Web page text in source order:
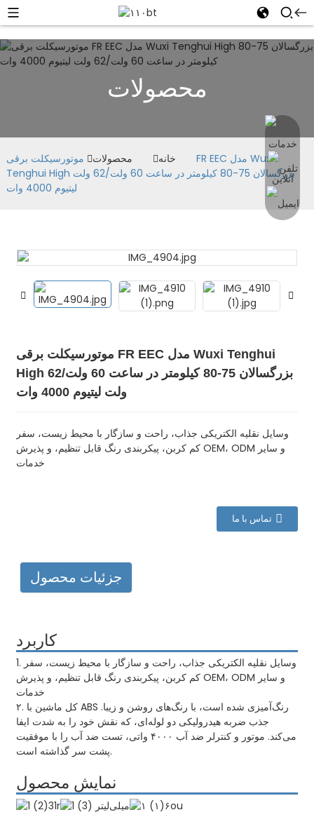
محصولات
خانه محصولات
موتورسیکلت برقی FR EEC مدل Wuxi
Tenghui High بزرگسالان 75-80 کیلومتر در ساعت 60 ولت/62 ولت
لیتیوم 4000 وات
موتورسیکلت برقی FR EEC مدل Wuxi Tenghui
High بزرگسالان 75-80 کیلومتر در ساعت 60 ولت/62
ولت لیتیوم 4000 وات
وسایل نقلیه الکتریکی جذاب، راحت و سازگار با محیط زیست، سفر
کم کربن، پیکربندی رنگ قابل تنظیم، و پذیرش OEM، ODM و سایر
خدمات
تماس با ما
جزئیات محصول
کاربرد
1. وسایل نقلیه الکتریکی جذاب، راحت و سازگار با محیط زیست، سفر
کم کربن، پیکربندی رنگ قابل تنظیم، و پذیرش OEM، ODM و سایر
خدمات
۲. کل ماشین با ABS رنگ‌آمیزی شده است، با رنگ‌های روشن و زیبا.
جذب ضربه هیدرولیکی دو لوله‌ای، که نقش خود را به شدت ایفا
می‌کند. موتور و کنترلر ضد آب ۴۰۰۰ واتی، تست ضد آب را با موفقیت
پشت سر گذاشته است.
نمایش محصول